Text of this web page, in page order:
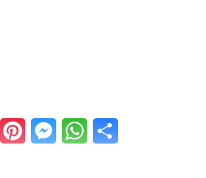
PrintFriendly
PinterestMessengerWhatsApp